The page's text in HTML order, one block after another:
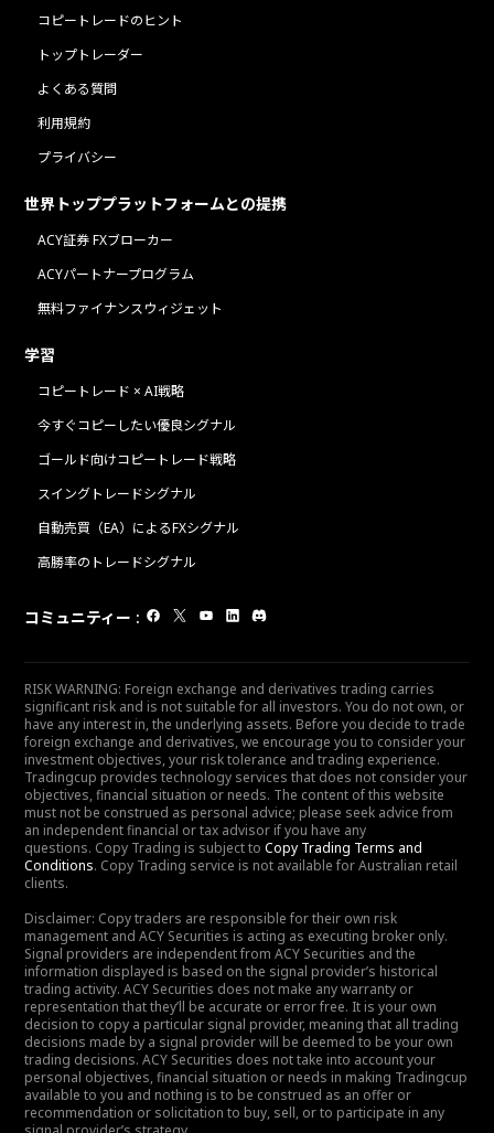
コピートレードのヒント
トップトレーダー
よくある質問
利用規約
プライバシー
世界トッププラットフォームとの提携
ACY証券 FXブローカー
ACYパートナープログラム
無料ファイナンスウィジェット
学習
コピートレード × AI戦略
今すぐコピーしたい優良シグナル
ゴールド向けコピートレード戦略
スイングトレードシグナル
自動売買（EA）によるFXシグナル
高勝率のトレードシグナル
コミュニティー :
RISK WARNING: Foreign exchange and derivatives trading carries
significant risk and is not suitable for all investors. You do not own, or
have any interest in, the underlying assets. Before you decide to trade
foreign exchange and derivatives, we encourage you to consider your
investment objectives, your risk tolerance and trading experience.
Tradingcup provides technology services that does not consider your
objectives, financial situation or needs. The content of this website
must not be construed as personal advice; please seek advice from
an independent financial or tax advisor if you have any
questions. Copy Trading is subject to Copy Trading Terms and
Conditions. Copy Trading service is not available for Australian retail
clients.
Disclaimer: Copy traders are responsible for their own risk
management and ACY Securities is acting as executing broker only.
Signal providers are independent from ACY Securities and the
information displayed is based on the signal provider’s historical
trading activity. ACY Securities does not make any warranty or
representation that they’ll be accurate or error free. It is your own
decision to copy a particular signal provider, meaning that all trading
decisions made by a signal provider will be deemed to be your own
trading decisions. ACY Securities does not take into account your
personal objectives, financial situation or needs in making Tradingcup
available to you and nothing is to be construed as an offer or
recommendation or solicitation to buy, sell, or to participate in any